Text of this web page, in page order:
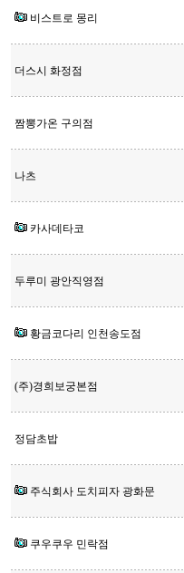
비스트로 몽리
더스시 화정점
짬뽕가온 구의점
나츠
카사데타코
두루미 광안직영점
황금코다리 인천송도점
(주)경희보궁본점
정담초밥
주식회사 도치피자 광화문
쿠우쿠우 민락점